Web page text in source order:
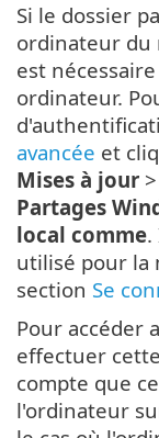
Si le dossier
ordinateur du
est
ordinateur.
avancée et
Mises à jour >
Partages
local comme.
utilisé pour la
section Se
Pour accéder
effectuer
compte que
l'ordinateur